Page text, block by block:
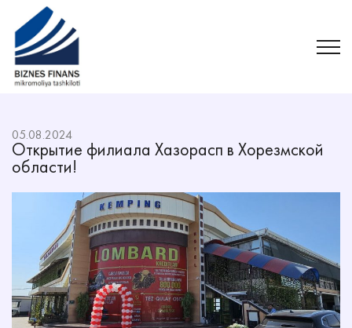
Открытие филиала Хазорасп в Хорезмской
области!
05.08.2024